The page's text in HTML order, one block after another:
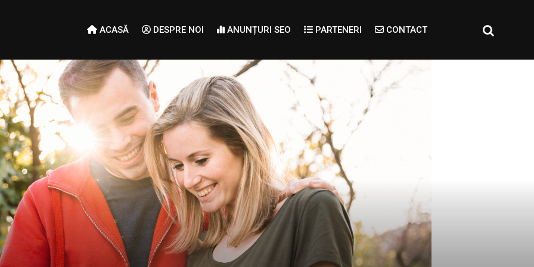
ACASĂ DESPRE NOI ANUNȚURI SEO PARTENERI CONTACT